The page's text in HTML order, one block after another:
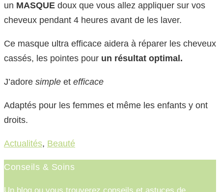
un MASQUE doux que vous allez appliquer sur vos
cheveux pendant 4 heures avant de les laver.
Ce masque ultra efficace aidera à réparer les cheveux
cassés, les pointes pour un résultat optimal.
J’adore simple et efficace
Adaptés pour les femmes et même les enfants y ont
droits.
Actualités, Beauté
Conseils & Soins